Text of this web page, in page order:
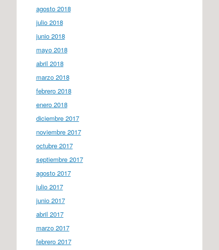
agosto 2018
julio 2018
junio 2018
mayo 2018
abril 2018
marzo 2018
febrero 2018
enero 2018
diciembre 2017
noviembre 2017
octubre 2017
septiembre 2017
agosto 2017
julio 2017
junio 2017
abril 2017
marzo 2017
febrero 2017